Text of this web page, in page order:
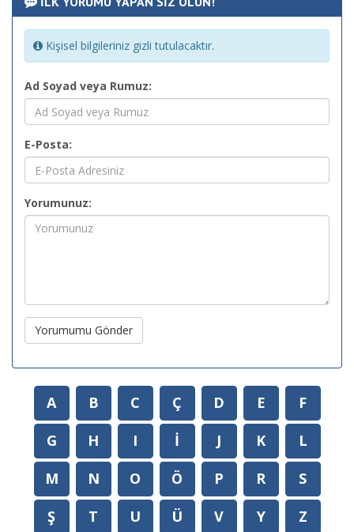
Kişisel bilgileriniz gizli tutulacaktır.
Ad Soyad veya Rumuz:
E-Posta:
Yorumunuz:
Yorumumu Gönder
A B C Ç D E
F
G
H I İ J K
L
M
N O Ö P R
S
Ş
T U Ü V Y Z